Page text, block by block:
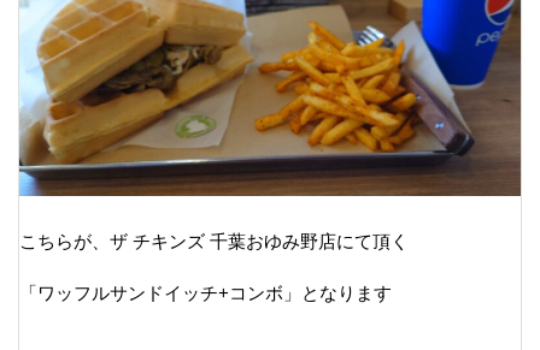
こちらが、ザ チキンズ 千葉おゆみ野店にて頂く
「ワッフルサンドイッチ+コンボ」となります